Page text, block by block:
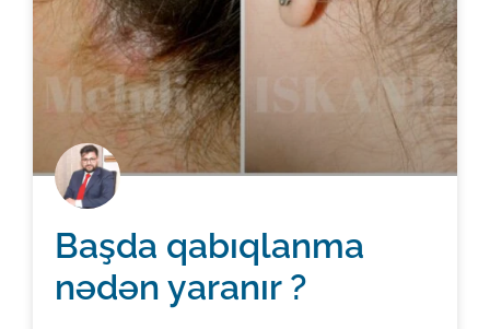
Başda qabıqlanma
nədən yaranır ?